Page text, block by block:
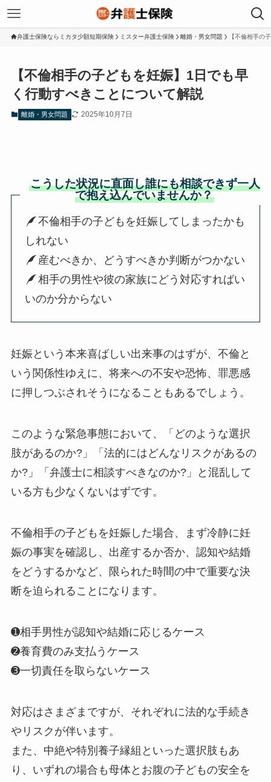
弁護士保険ならミカタ少額短期保険 ミスター弁護士保険 離婚・男女問題 【不倫相手の
【不倫相手の子どもを妊娠】1日でも早
く行動すべきことについて解説
離婚・男女問題 2025年10月7日
こうした状況に直面し誰にも相談できず一人
で抱え込んでいませんか？
不倫相手の子どもを妊娠してしまったかも
しれない
産むべきか、どうすべきか判断がつかない
相手の男性や彼の家族にどう対応すればい
いのか分からない
妊娠という本来喜ばしい出来事のはずが、不倫と
いう関係性ゆえに、将来への不安や恐怖、罪悪感
に押しつぶされそうになることもあるでしょう。
このような緊急事態において、「どのような選択
肢があるのか?」「法的にはどんなリスクがあるの
か?」「弁護士に相談すべきなのか?」と混乱して
いる方も少なくないはずです。
不倫相手の子どもを妊娠した場合、まず冷静に妊
娠の事実を確認し、出産するか否か、認知や結婚
をどうするかなど、限られた時間の中で重要な決
断を迫られることになります。
➊相手男性が認知や結婚に応じるケース
➋養育費のみ支払うケース
➌一切責任を取らないケース
対応はさまざまですが、それぞれに法的な手続き
やリスクが伴います。
また、中絶や特別養子縁組といった選択肢もあ
り、いずれの場合も母体とお腹の子どもの安全を